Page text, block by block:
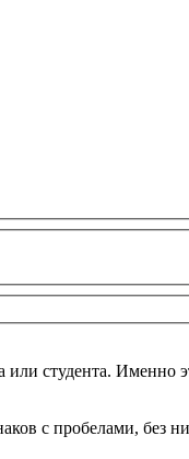
студента. Именно
с пробелами, без